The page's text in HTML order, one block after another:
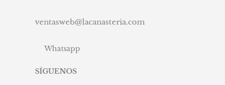
ventasweb@lacanasteria.com
Whatsapp
SÍGUENOS